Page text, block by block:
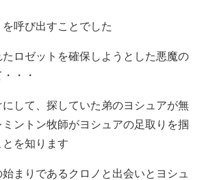
呼び出すことでした
ロゼットを確保しようとした悪魔の
・・
して、探していた弟のヨシュアが無
ントン牧師がヨシュアの足取りを掴
を知ります
まりであるクロノと出会いとヨシュ